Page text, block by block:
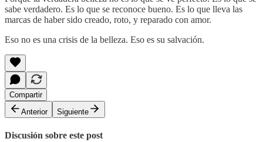
sabe verdadero. Es lo que se reconoce bueno. Es lo que lleva las
marcas de haber sido creado, roto, y reparado con amor.
Eso no es una crisis de la belleza. Eso es su salvación.
Compartir
Anterior
Siguiente
Discusión sobre este post